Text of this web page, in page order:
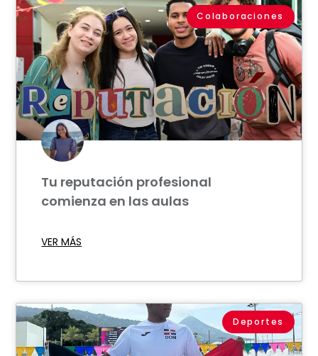
Colaboraciones
Tu reputación profesional
comienza en las aulas
VER MÁS
Deportes